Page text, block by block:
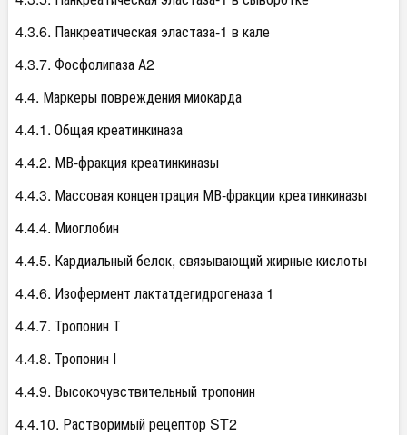
4.3.6. Панкреатическая эластаза-1 в кале
4.3.7. Фосфолипаза А2
4.4. Маркеры повреждения миокарда
4.4.1. Общая креатинкиназа
4.4.2. МВ-фракция креатинкиназы
4.4.3. Массовая концентрация МВ-фракции креатинкиназы
4.4.4. Миоглобин
4.4.5. Кардиальный белок, связывающий жирные кислоты
4.4.6. Изофермент лактатдегидрогеназа 1
4.4.7. Тропонин Т
4.4.8. Тропонин I
4.4.9. Высокочувствительный тропонин
4.4.10. Растворимый рецептор ST2